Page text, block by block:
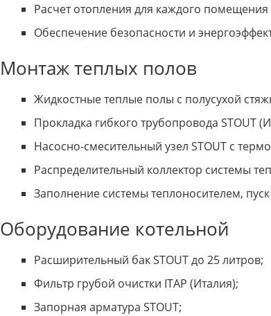
Расчет отопления для каждого
Обеспечение безопасности и
Монтаж теплых полов
Жидкостные теплые полы с полусухой
Прокладка гибкого трубопровода STOUT
Насосно-смесительный узел STOUT с
Распределительный коллектор системы
Заполнение системы теплоносителем,
Оборудование котельной
Расширительный бак STOUT до 25 литров;
Фильтр грубой очистки ITAP (Италия);
Запорная арматура STOUT;